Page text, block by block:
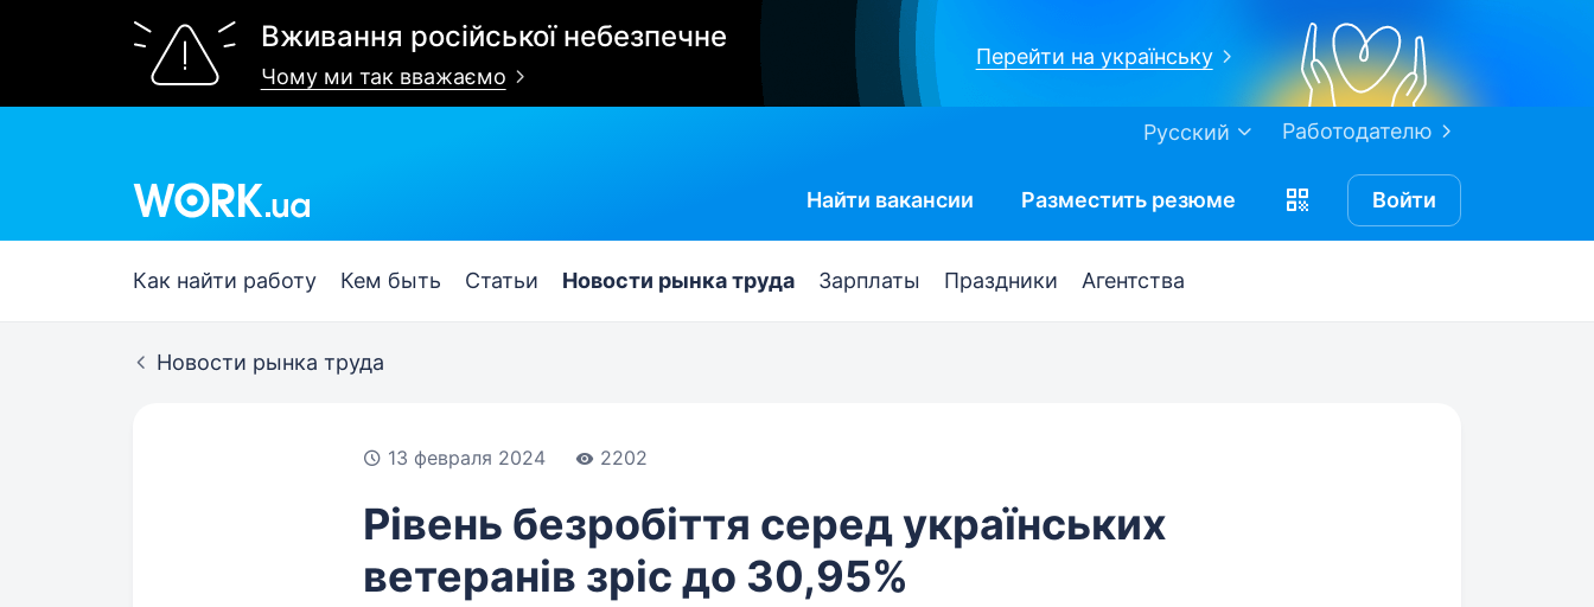
Вживання російської небезпечне
Чому ми так вважаємо
Перейти на українську
Работодателю
Русский
Найти вакансии Разместить резюме Войти
Как найти работу Кем быть Статьи Новости рынка труда Зарплаты Праздники Агентства
Новости рынка труда
13 февраля 2024 2202
Рівень безробіття серед українських
ветеранів зріс до 30,95%